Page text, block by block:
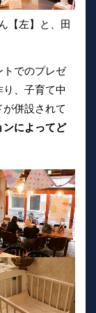
【左】と、田
トでのプレゼ
、子育て中
併設されて
ンによってど